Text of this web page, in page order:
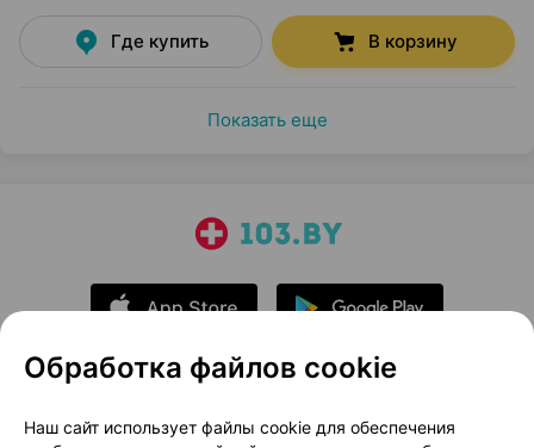
Где купить В корзину
Показать еще
О проекте Новости проекта
Обработка файлов cookie
Наш сайт использует файлы cookie для обеспечения